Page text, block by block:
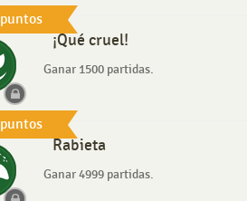
puntos
puntos
¡Qué cruel!
Ganar 1500 partidas.
Rabieta
Ganar 4999 partidas.